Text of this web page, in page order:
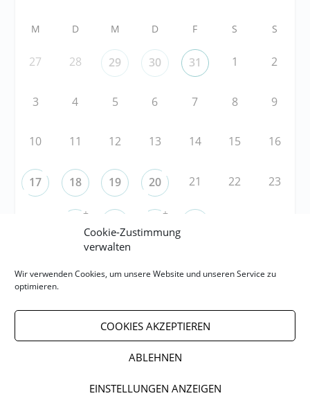
Cookie-Zustimmung
verwalten
Wir verwenden Cookies, um unsere Website und unseren Service zu
optimieren.
COOKIES AKZEPTIEREN
ABLEHNEN
EINSTELLUNGEN ANZEIGEN
M D M D F S S
27 28 29 30 31 1 2
3 4 5 6 7 8 9
10 11 12 13 14 15 16
17 18 19 20 21 22 23
+ +
RSS
RSS-FEED abonnieren